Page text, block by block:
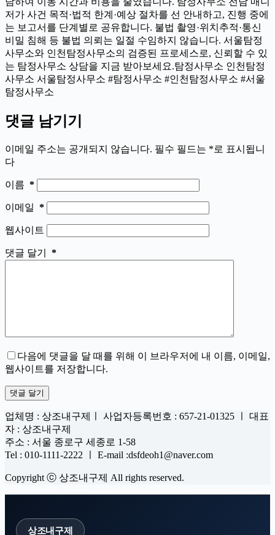
저가 사건 목적·법적 한계·예상 절차를 선 안내하고, 진행 중에
는 보고서를 단계별로 공유합니다. 불법 촬영·위치추적·통신
비밀 침해 등 불법 의뢰는 일절 수임하지 않습니다. 서울탐정
사무소와 인천탐정사무소의 검증된 프로세스로, 신뢰할 수 있
는 탐정사무소 상담을 지금 받아보세요.탐정사무소 인천탐정
사무소 서울탐정사무소 #탐정사무소 #인천탐정사무소 #서울
탐정사무소
댓글 남기기
이메일 주소는 공개되지 않습니다. 필수 필드는 *로 표시됩니
다
이름 *
이메일 *
웹사이트
댓글 달기 *
다음에 댓글을 달 때를 위해 이 브라우저에 내 이름, 이메일,
웹사이트를 저장합니다.
댓글 달기
업체명 : 상조내구제ㅣ 사업자등록번호 : 657-21-01325 ㅣ 대표
자 : 상조내구제
주소 : 서울 종로구 세종로 1-58
Tel : 010-1111-2222 ㅣ E-mail :dsfdeoh1@naver.com
Copyright ⓒ 상조내구제 All rights reserved.
상조내구제